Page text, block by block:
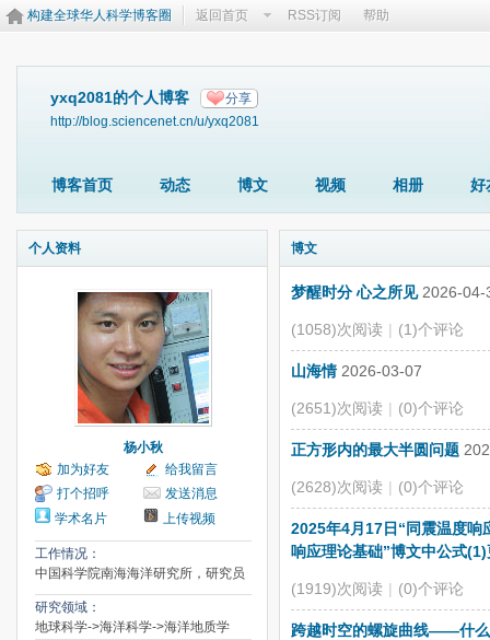
构建全球华人科学博客圈 返回首页 RSS订阅 帮助
yxq2081的个人博客 分享
http://blog.sciencenet.cn/u/yxq2081
博客首页 动态 博文 视频 相册 好
个人资料
杨小秋
加为好友
给我留言
打个招呼
发送消息
学术名片
上传视频
工作情况：
中国科学院南海海洋研究所，研究员
研究领域：
地球科学->海洋科学->海洋地质学
博文
梦醒时分 心之所见2026-04-
(1058)次阅读 | (1)个评论
山海情2026-03-07
(2651)次阅读 | (0)个评论
正方形内的最大半圆问题
(2628)次阅读 | (0)个评论
2025年4月17日“同震温度
响应理论基础”博文中公式
(1919)次阅读 | (0)个评论
跨越时空的螺旋曲线——什